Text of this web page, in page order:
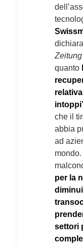
Zeitung
quanto
che il
abbia
ad
per la
settori